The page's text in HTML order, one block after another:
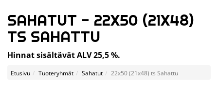
SAHATUT - 22X50 (21X48)
TS SAHATTU
Hinnat sisältävät ALV 25,5 %.
Etusivu Tuoteryhmät Sahatut 22x50 (21x48) ts Sahattu